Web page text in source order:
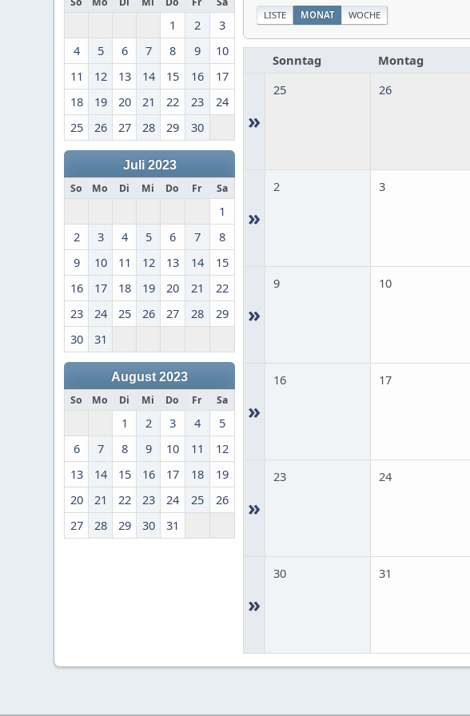
1 2
3
4
5 6 7 8 9
10
11
12 13 14 15 16
17
18
19 20 21 22 23
24
25
26 27 28 29 30
Juli 2023
So Mo Di Mi Do Fr Sa
1
2
3 4 5 6 7
8
9
10 11 12 13 14
15
16
17 18 19 20 21
22
23
24 25 26 27 28
29
30
31
August 2023
So Mo Di Mi Do Fr Sa
1 2 3 4
5
6
7 8 9 10 11
12
13
14 15 16 17 18
19
20
21 22 23 24 25
26
27
28 29 30 31
LISTE MONAT WOCHE
Sonntag Montag
»
25 26
»
2 3
»
9 10
»
16 17
»
23 24
»
30 31